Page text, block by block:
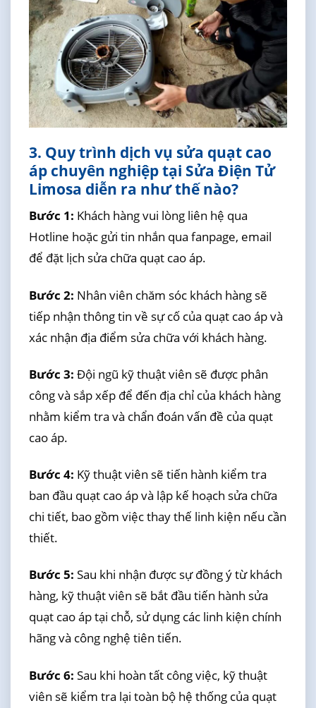
3. Quy trình dịch vụ sửa quạt cao
áp chuyên nghiệp tại Sửa Điện Tử
Limosa diễn ra như thế nào?
Bước 1: Khách hàng vui lòng liên hệ qua
Hotline hoặc gửi tin nhắn qua fanpage, email
để đặt lịch sửa chữa quạt cao áp.
Bước 2: Nhân viên chăm sóc khách hàng sẽ
tiếp nhận thông tin về sự cố của quạt cao áp và
xác nhận địa điểm sửa chữa với khách hàng.
Bước 3: Đội ngũ kỹ thuật viên sẽ được phân
công và sắp xếp để đến địa chỉ của khách hàng
nhằm kiểm tra và chẩn đoán vấn đề của quạt
cao áp.
Bước 4: Kỹ thuật viên sẽ tiến hành kiểm tra
ban đầu quạt cao áp và lập kế hoạch sửa chữa
chi tiết, bao gồm việc thay thế linh kiện nếu cần
thiết.
Bước 5: Sau khi nhận được sự đồng ý từ khách
hàng, kỹ thuật viên sẽ bắt đầu tiến hành sửa
quạt cao áp tại chỗ, sử dụng các linh kiện chính
hãng và công nghệ tiên tiến.
Bước 6: Sau khi hoàn tất công việc, kỹ thuật
viên sẽ kiểm tra lại toàn bộ hệ thống của quạt